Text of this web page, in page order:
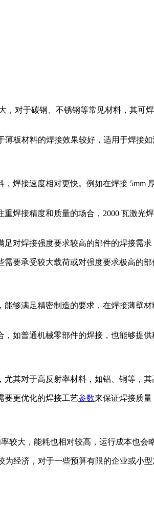
对于碳钢、不锈钢等常见材料，其可
薄板材料的焊接效果较好，适用于焊接
焊接速度相对更快。例如在焊接 5mm
焊接精度和质量的场合，2000 瓦激光
对焊接强度要求较高的部件的焊接需
要承受较大载荷或对强度要求极高的
够满足精密制造的要求，在焊接薄壁
如普通机械零部件的焊接，也能够提
其对于高反射率材料，如铝、铜等，
要更优化的焊接工艺参数来保证焊接质量
较大，能耗也相对较高，运行成本也会
经济，对于一些预算有限的企业或小